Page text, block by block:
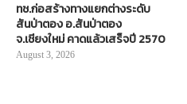
ทช.ก่อสร้างทางแยกต่างระดับ
สันป่าตอง อ.สันป่าตอง
จ.เชียงใหม่ คาดแล้วเสร็จปี 2570
August 3, 2026